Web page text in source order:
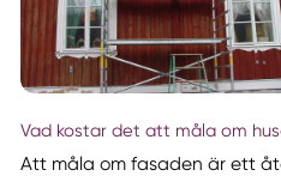
Vad kostar det att måla om
Att måla om fasaden är ett